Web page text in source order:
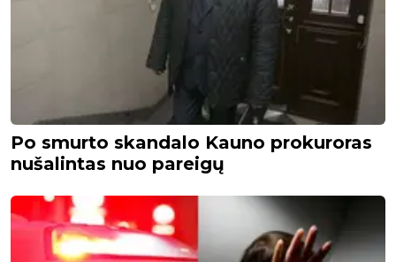
Po smurto skandalo Kauno prokuroras
nušalintas nuo pareigų